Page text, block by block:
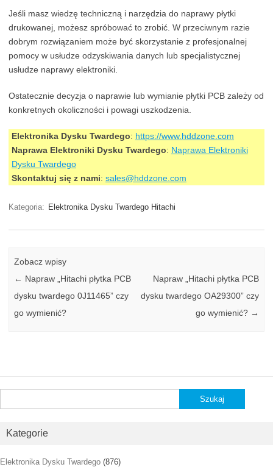
Jeśli masz wiedzę techniczną i narzędzia do naprawy płytki
drukowanej, możesz spróbować to zrobić. W przeciwnym razie
dobrym rozwiązaniem może być skorzystanie z profesjonalnej
pomocy w usłudze odzyskiwania danych lub specjalistycznej
usłudze naprawy elektroniki.
Ostatecznie decyzja o naprawie lub wymianie płytki PCB zależy od
konkretnych okoliczności i powagi uszkodzenia.
Elektronika Dysku Twardego: https://www.hddzone.com
Naprawa Elektroniki Dysku Twardego: Naprawa Elektroniki
Dysku Twardego
Skontaktuj się z nami: sales@hddzone.com
Kategoria: Elektronika Dysku Twardego Hitachi
Zobacz wpisy
← Napraw „Hitachi płytka PCB
dysku twardego 0J11465” czy
go wymienić?
Napraw „Hitachi płytka PCB
dysku twardego OA29300” czy
go wymienić? →
Kategorie
Elektronika Dysku Twardego (876)